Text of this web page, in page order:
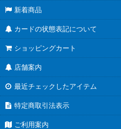
新着商品
カードの状態表記について
ショッピングカート
店舗案内
最近チェックしたアイテム
特定商取引法表示
ご利用案内